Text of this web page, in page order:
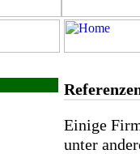
Einige
unter